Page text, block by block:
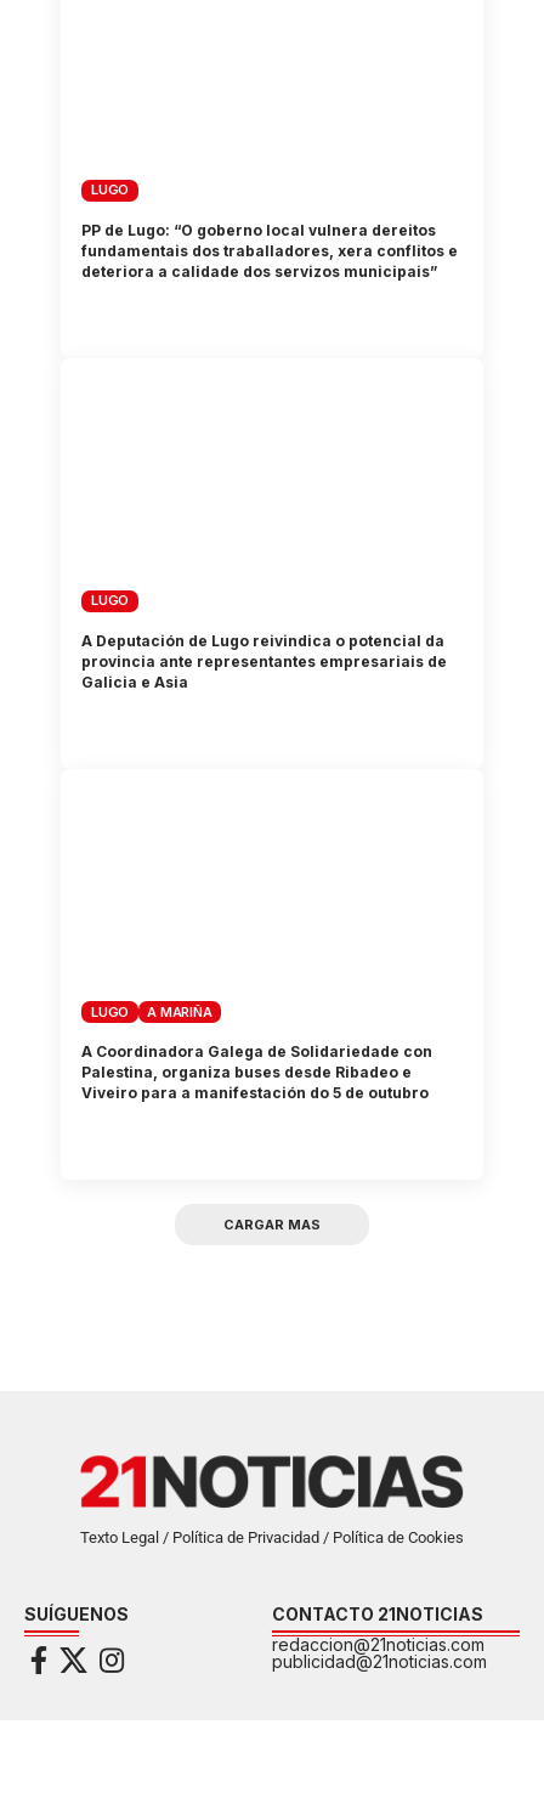
LUGO
PP de Lugo: “O goberno local vulnera dereitos
fundamentais dos traballadores, xera conflitos e
deteriora a calidade dos servizos municipais”
LUGO
A Deputación de Lugo reivindica o potencial da
provincia ante representantes empresariais de
Galicia e Asia
LUGO A MARIÑA
A Coordinadora Galega de Solidariedade con
Palestina, organiza buses desde Ribadeo e
Viveiro para a manifestación do 5 de outubro
CARGAR MAS
Texto Legal / Política de Privacidad / Política de Cookies
SUÍGUENOS
CONTACTO 21NOTICIAS
redaccion@21noticias.com
publicidad@21noticias.com